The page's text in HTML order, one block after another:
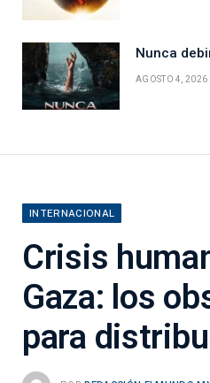
Nunca
AGOSTO 4, 2026
INTERNACIONAL
Crisis
Gaza: los
para